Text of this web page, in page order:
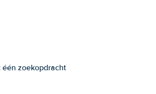
één zoekopdracht